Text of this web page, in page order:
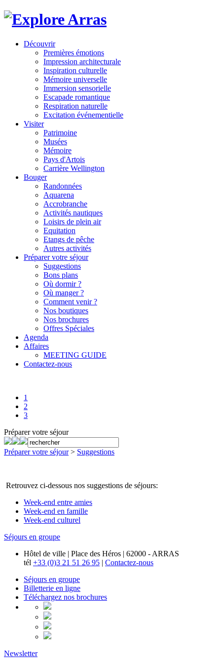
Découvrir
Premières émotions
Impression architecturale
Inspiration culturelle
Mémoire universelle
Immersion sensorielle
Escapade romantique
Respiration naturelle
Excitation événementielle
Visiter
Patrimoine
Musées
Mémoire
Pays d'Artois
Carrière Wellington
Bouger
Randonnées
Aquarena
Accrobranche
Activités nautiques
Loisirs de plein air
Equitation
Etangs de pêche
Autres activités
Préparer votre séjour
Suggestions
Bons plans
Où dormir ?
Où manger ?
Comment venir ?
Nos boutiques
Nos brochures
Offres Spéciales
Agenda
Affaires
MEETING GUIDE
Contactez-nous
1
2
3
Préparer votre séjour
Préparer votre séjour> Suggestions
Retrouvez ci-dessous nos suggestions de séjours:
Week-end entre amies
Week-end en famille
Week-end culturel
Séjours en groupe
Hôtel de ville | Place des Héros | 62000 - ARRAS
tél +33 (0)3 21 51 26 95 | Contactez-nous
Séjours en groupe
Billetterie en ligne
Téléchargez nos brochures
Newsletter